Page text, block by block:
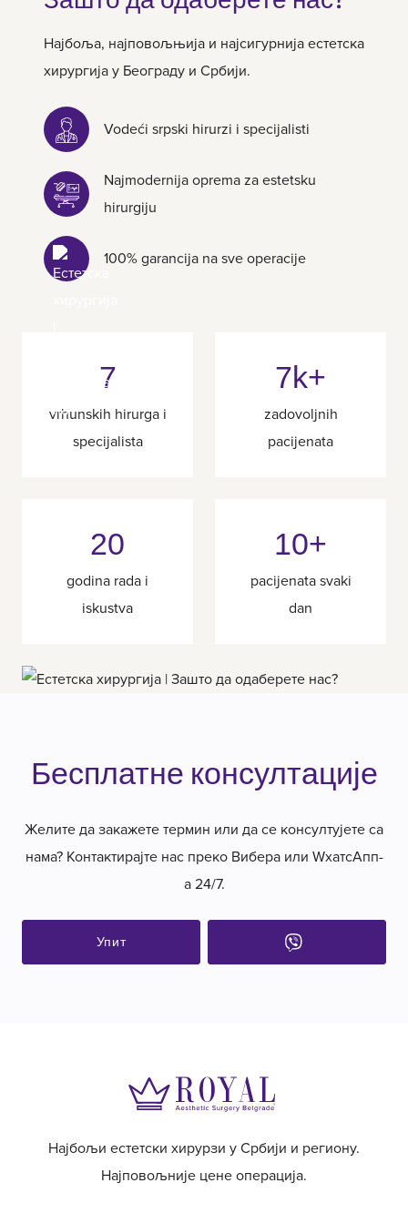
Најбоља, најповољњија и најсигурнија естетска
хирургија у Београду и Србији.
Vodeći srpski hirurzi i specijalisti
Najmodernija oprema za estetsku
hirurgiju
100% garancija na sve operacije
7
vrhunskih hirurga i
specijalista
7k+
zadovoljnih
pacijenata
20
godina rada i
iskustva
10+
pacijenata svaki
dan
Бесплатне консултације
Желите да закажете термин или да се консултујете са
нама? Контактирајте нас преко Вибера или WхатсАпп-
а 24/7.
Упит
Најбољи естетски хирурзи у Србији и региону.
Најповољније цене операција.